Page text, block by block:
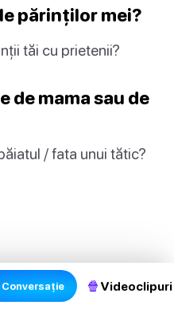
părinților mei?
tăi cu prietenii?
de mama sau de
/ fata unui tătic?
🍿 Videoclipuri